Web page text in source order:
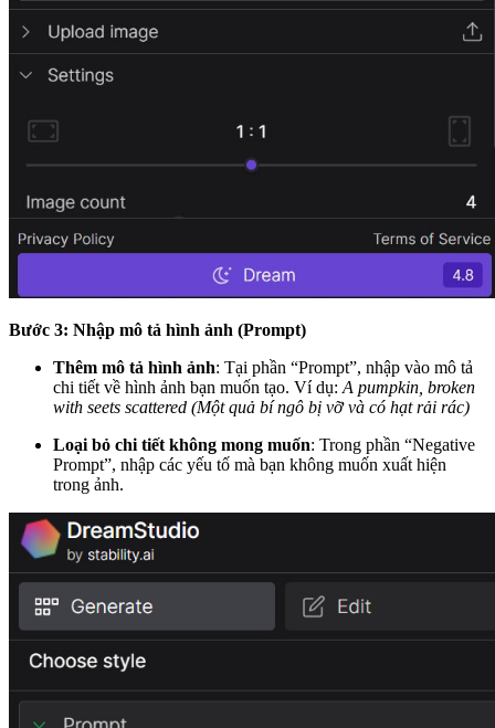
Bước 3: Nhập mô tả hình ảnh (Prompt)
Thêm mô tả hình ảnh: Tại phần “Prompt”, nhập vào mô tả
chi tiết về hình ảnh bạn muốn tạo. Ví dụ: A pumpkin, broken
with seets scattered (Một quả bí ngô bị vỡ và có hạt rải rác)
Loại bỏ chi tiết không mong muốn: Trong phần “Negative
Prompt”, nhập các yếu tố mà bạn không muốn xuất hiện
trong ảnh.